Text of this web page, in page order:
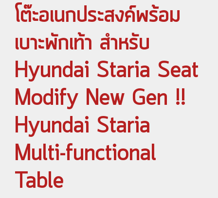
โต๊ะอเนกประสงค์พร้อม
เบาะพักเท้า สำหรับ
Hyundai Staria Seat
Modify New Gen !!
Hyundai Staria
Multi-functional
Table